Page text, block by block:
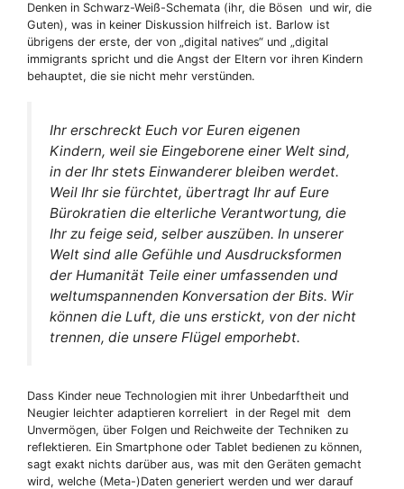
Denken in Schwarz-Weiß-Schemata (ihr, die Bösen und wir, die
Guten), was in keiner Diskussion hilfreich ist. Barlow ist
übrigens der erste, der von „digital natives“ und „digital
immigrants spricht und die Angst der Eltern vor ihren Kindern
behauptet, die sie nicht mehr verstünden.
Ihr erschreckt Euch vor Euren eigenen
Kindern, weil sie Eingeborene einer Welt sind,
in der Ihr stets Einwanderer bleiben werdet.
Weil Ihr sie fürchtet, übertragt Ihr auf Eure
Bürokratien die elterliche Verantwortung, die
Ihr zu feige seid, selber auszüben. In unserer
Welt sind alle Gefühle und Ausdrucksformen
der Humanität Teile einer umfassenden und
weltumspannenden Konversation der Bits. Wir
können die Luft, die uns erstickt, von der nicht
trennen, die unsere Flügel emporhebt.
Dass Kinder neue Technologien mit ihrer Unbedarftheit und
Neugier leichter adaptieren korreliert in der Regel mit dem
Unvermögen, über Folgen und Reichweite der Techniken zu
reflektieren. Ein Smartphone oder Tablet bedienen zu können,
sagt exakt nichts darüber aus, was mit den Geräten gemacht
wird, welche (Meta-)Daten generiert werden und wer darauf